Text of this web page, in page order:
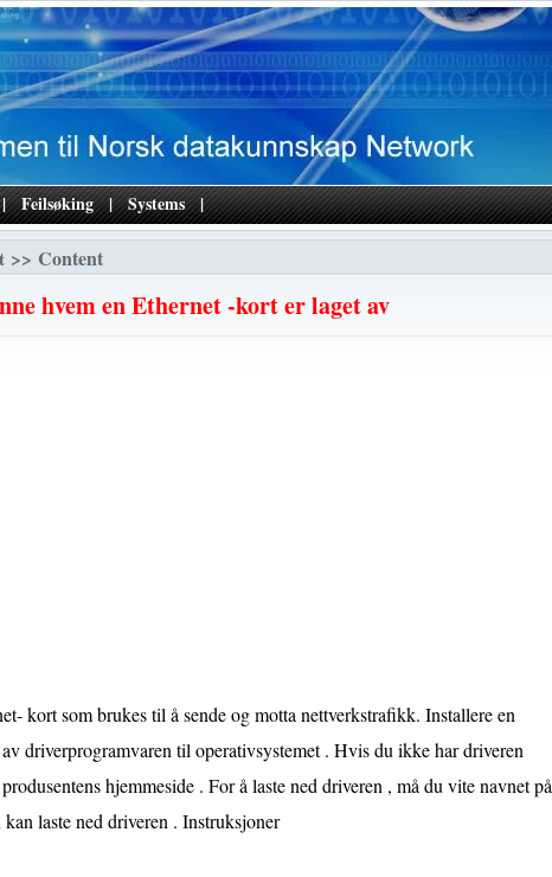
Feilsøking | Systems |
>> Content
hvem en Ethernet -kort er laget av
kort som brukes til å sende og motta nettverkstrafikk. Installere en
driverprogramvaren til operativsystemet . Hvis du ikke har driveren
hjemmeside . For å laste ned driveren , må du vite navnet på
laste ned driveren . Instruksjoner